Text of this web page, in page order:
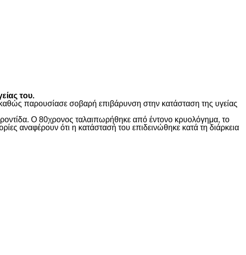
του.
παρουσίασε σοβαρή επιβάρυνση στην κατάσταση της υγείας
Ο 80χρονος ταλαιπωρήθηκε από έντονο κρυολόγημα, το
αναφέρουν ότι η κατάστασή του επιδεινώθηκε κατά τη διάρκεια